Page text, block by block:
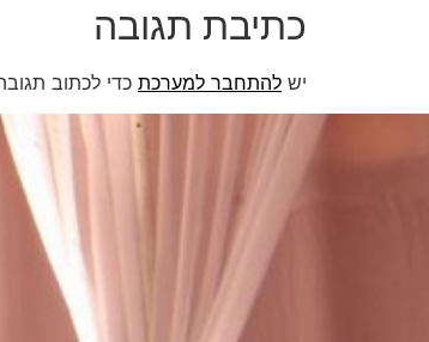
כתיבת תגובה
יש להתחבר למערכת כדי לכתוב